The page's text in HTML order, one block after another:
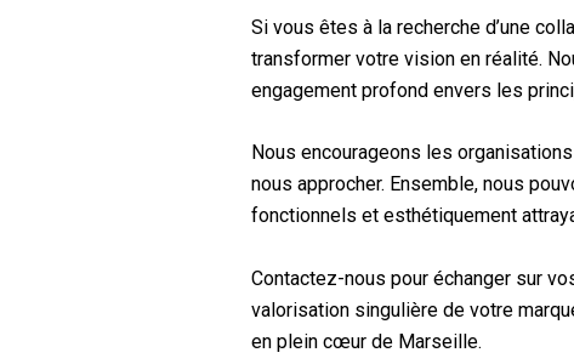
Si vous êtes à la recherche d’une
transformer votre vision en réalité.
engagement profond envers les
Nous encourageons les
nous approcher. Ensemble, nous
fonctionnels et esthétiquement
Contactez-nous pour échanger sur
valorisation singulière de votre
en plein cœur de Marseille.